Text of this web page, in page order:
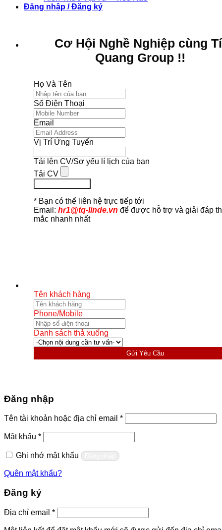
Đăng nhập / Đăng ký
Cơ Hội Nghề Nghiệp cùng
Quang Group !!
Họ Và Tên
Số Điện Thoại
Email
Vị Trí Ứng Tuyển
Tải lên CV/Sơ yếu lí lịch của bạn
Tải CV
* Bạn có thể liên hệ trực tiếp tới
Email: hr1@tq-linde.vn để được hỗ trợ và giải đáp
mắc nhanh nhất
Tên khách hàng
Phone/Mobile
Danh sách thả xuống
Gửi Yêu Cầu
Đăng nhập
Tên tài khoản hoặc địa chỉ email *Bắt
buộc
Mật khẩu *Bắt
buộc
Ghi nhớ mật khẩu
Quên mật khẩu?
Đăng ký
Địa chỉ email *Bắt
buộc